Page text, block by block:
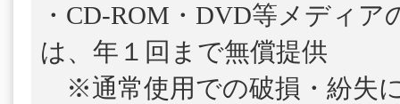
・CD-ROM・DVD等メディア
は、年１回まで無償提供
※通常使用での破損・紛失